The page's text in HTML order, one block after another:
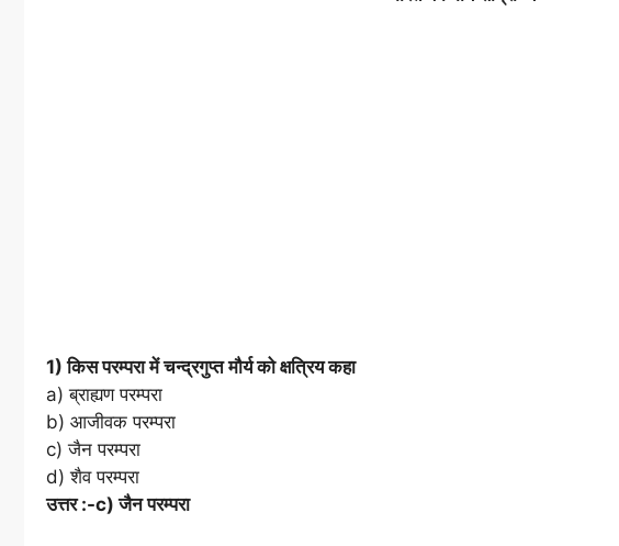
1) किस परम्परा में चन्द्रगुप्त मौर्य को क्षत्रिय कहा
a) ब्राह्यण परम्परा
b) आजीवक परम्परा
c) जैन परम्परा
d) शैव परम्परा
उत्तर :-c) जैन परम्परा